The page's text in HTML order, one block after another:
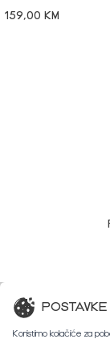
159,00 KM
Koristimo kolačiće za